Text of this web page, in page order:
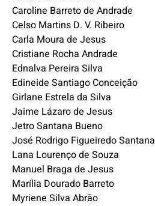
Caroline Barreto de Andrade
Celso Martins D. V. Ribeiro
Carla Moura de Jesus
Cristiane Rocha Andrade
Ednalva Pereira Silva
Edineide Santiago Conceição
Girlane Estrela da Silva
Jaime Lázaro de Jesus
Jetro Santana Bueno
José Rodrigo Figueiredo Santana
Lana Lourenço de Souza
Manuel Braga de Jesus
Marília Dourado Barreto
Myriene Silva Abrão